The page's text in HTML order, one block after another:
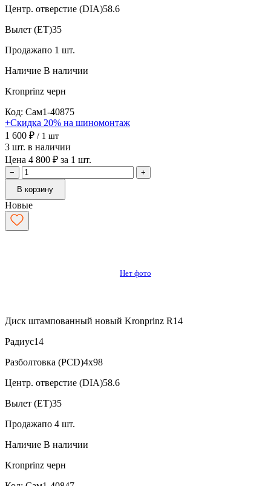
Центр. отверстие (DIA)58.6
Вылет (ET)35
Продажапо 1 шт.
Наличие В наличии
Kronprinz черн
Код: Сам1-40875
+Скидка 20% на шиномонтаж
1 600 ₽ / 1 шт
3 шт. в наличии
Цена 4 800 ₽ за 1 шт.
−
+
В корзину
Новые
Нет фото
Диск штампованный новый Kronprinz R14
Радиус14
Разболтовка (PCD)4x98
Центр. отверстие (DIA)58.6
Вылет (ET)35
Продажапо 4 шт.
Наличие В наличии
Kronprinz черн